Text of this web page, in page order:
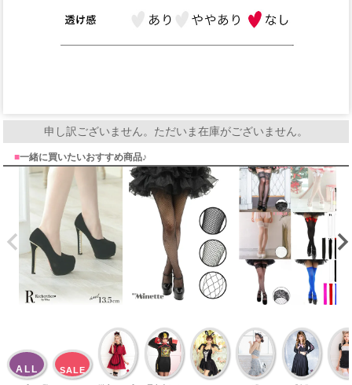
申し訳ございません。ただいま在庫がございません。
■一緒に買いたいおすすめ商品♪
ALL SALE